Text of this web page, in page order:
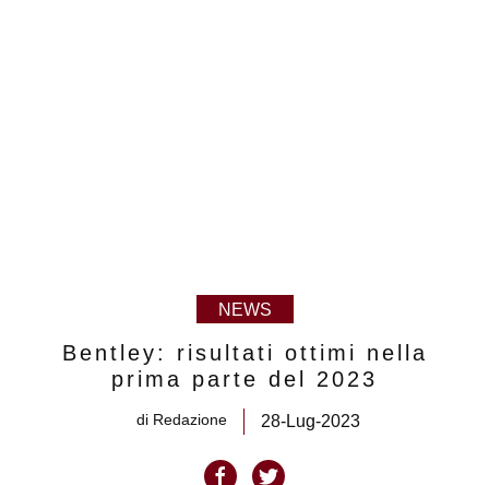
NEWS
Bentley: risultati ottimi nella
prima parte del 2023
di Redazione 28-Lug-2023